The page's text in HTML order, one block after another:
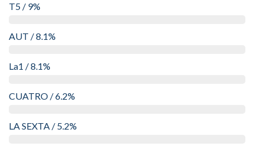
T5 / 9%
AUT / 8.1%
La1 / 8.1%
CUATRO / 6.2%
LA SEXTA / 5.2%